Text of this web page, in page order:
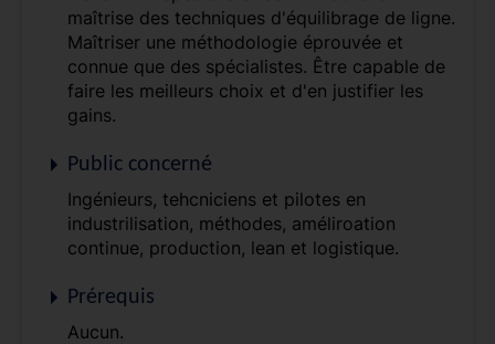
maîtrise des techniques d'équilibrage de ligne.
Maîtriser une méthodologie éprouvée et
connue que des spécialistes. Être capable de
faire les meilleurs choix et d'en justifier les
gains.
Public concerné
Ingénieurs, tehcniciens et pilotes en
industrilisation, méthodes, améliroation
continue, production, lean et logistique.
Prérequis
Aucun.